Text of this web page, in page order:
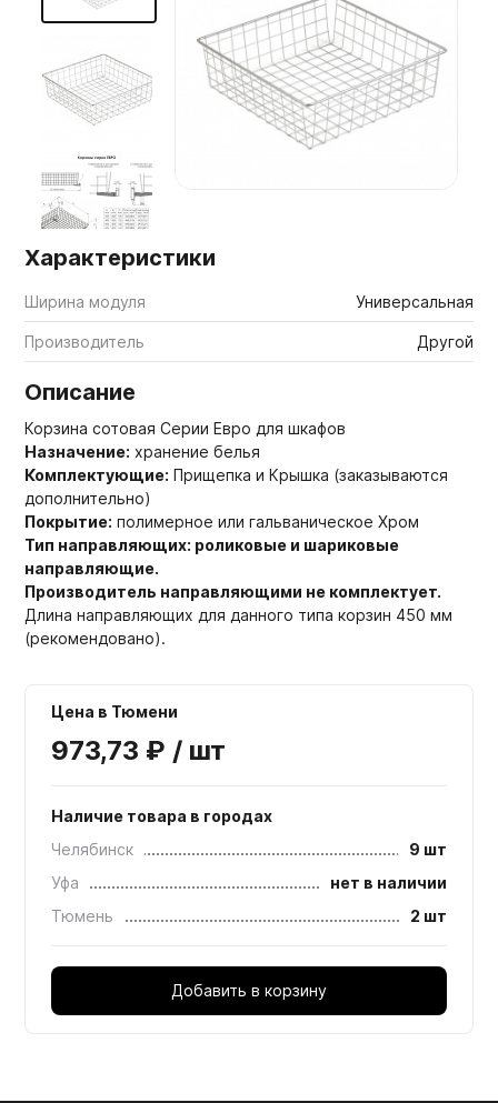
Мебельные образцы, каталоги
Характеристики
Ширина модуля Универсальная
Производитель Другой
Описание
Корзина сотовая Серии Евро для шкафов
Назначение: хранение белья
Комплектующие: Прищепка и Крышка (заказываются
дополнительно)
Покрытие: полимерное или гальваническое Хром
Тип направляющих: роликовые и шариковые
направляющие.
Производитель направляющими не комплектует.
Длина направляющих для данного типа корзин 450 мм
(рекомендовано).
Цена в Тюмени
973,73 ₽ / шт
Наличие товара в городах
Челябинск
9 шт
Уфа
нет в наличии
Тюмень
2 шт
Добавить в корзину